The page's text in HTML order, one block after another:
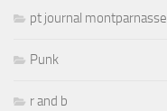
pt journal montparnasse
Punk
r and b